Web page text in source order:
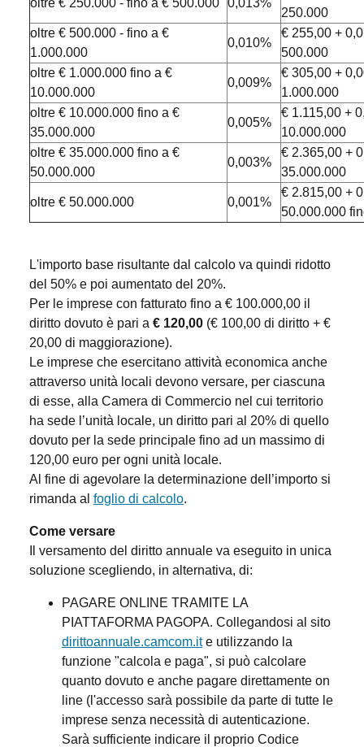
250.000
oltre € 500.000 - fino a €
1.000.000
0,010%
€ 255,00 +
500.000
oltre € 1.000.000 fino a €
10.000.000
0,009%
€ 305,00 +
1.000.000
oltre € 10.000.000 fino a €
35.000.000
0,005%
€ 1.115,00 +
10.000.000
oltre € 35.000.000 fino a €
50.000.000
0,003%
€ 2.365,00 +
35.000.000
oltre € 50.000.000 0,001%
€ 2.815,00 +
50.000.000
L'importo base risultante dal calcolo va quindi ridotto
del 50% e poi aumentato del 20%.
Per le imprese con fatturato fino a € 100.000,00 il
diritto dovuto è pari a € 120,00 (€ 100,00 di diritto + €
20,00 di maggiorazione).
Le imprese che esercitano attività economica anche
attraverso unità locali devono versare, per ciascuna
di esse, alla Camera di Commercio nel cui territorio
ha sede l’unità locale, un diritto pari al 20% di quello
dovuto per la sede principale fino ad un massimo di
120,00 euro per ogni unità locale.
Al fine di agevolare la determinazione dell’importo si
rimanda al foglio di calcolo.
Come versare
Il versamento del diritto annuale va eseguito in unica
soluzione scegliendo, in alternativa, di:
PAGARE ONLINE TRAMITE LA
PIATTAFORMA PAGOPA. Collegandosi al sito
dirittoannuale.camcom.ite utilizzando la
funzione "calcola e paga", si può calcolare
quanto dovuto e anche pagare direttamente on
line (l'accesso sarà possibile da parte di tutte le
imprese senza necessità di autenticazione.
Sarà sufficiente indicare il proprio Codice